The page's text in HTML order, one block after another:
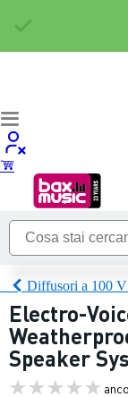
Diffusori a 100 V
Electro-
Speaker